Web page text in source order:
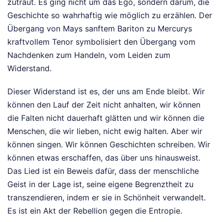
zutraut. Es ging nicht um das Ego, sondern darum, die
Geschichte so wahrhaftig wie möglich zu erzählen. Der
Übergang von Mays sanftem Bariton zu Mercurys
kraftvollem Tenor symbolisiert den Übergang vom
Nachdenken zum Handeln, vom Leiden zum
Widerstand.
Dieser Widerstand ist es, der uns am Ende bleibt. Wir
können den Lauf der Zeit nicht anhalten, wir können
die Falten nicht dauerhaft glätten und wir können die
Menschen, die wir lieben, nicht ewig halten. Aber wir
können singen. Wir können Geschichten schreiben. Wir
können etwas erschaffen, das über uns hinausweist.
Das Lied ist ein Beweis dafür, dass der menschliche
Geist in der Lage ist, seine eigene Begrenztheit zu
transzendieren, indem er sie in Schönheit verwandelt.
Es ist ein Akt der Rebellion gegen die Entropie.